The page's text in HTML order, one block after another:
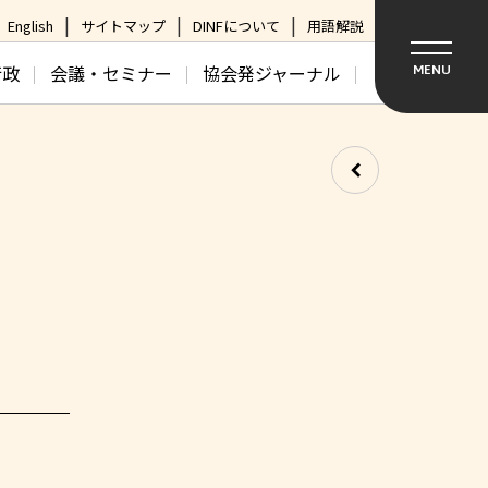
English サイトマップ DINFについて 用語解説
会議・セミナー 協会発ジャーナル MENU